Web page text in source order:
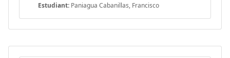
Estudiant: Paniagua Cabanillas, Francisco